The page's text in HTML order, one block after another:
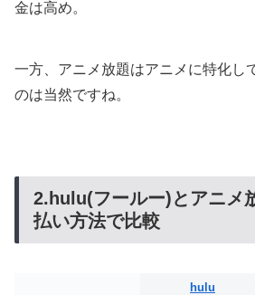
金は高め。
一方、アニメ放題はアニメに特化し
のは当然ですね。
2.hulu(フールー)とアニメ
払い方法で比較
hulu